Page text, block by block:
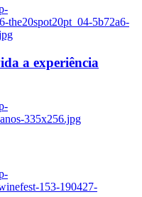
the20spot20pt_04-5b72a6-
a experiência
335x256.jpg
153-190427-